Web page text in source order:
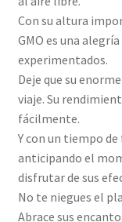
Con su altura
GMO es una
experimentados.
Deje que su
viaje. Su
fácilmente.
Y con un tiempo
anticipando el
disfrutar de sus
No te niegues el
Abrace sus